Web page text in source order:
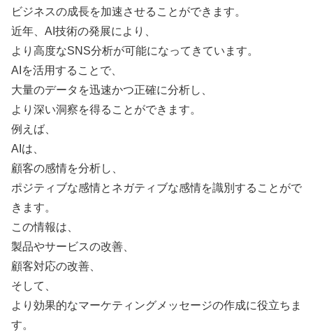
ビジネスの成長を加速させることができます。
近年、AI技術の発展により、
より高度なSNS分析が可能になってきています。
AIを活用することで、
大量のデータを迅速かつ正確に分析し、
より深い洞察を得ることができます。
例えば、
AIは、
顧客の感情を分析し、
ポジティブな感情とネガティブな感情を識別することがで
きます。
この情報は、
製品やサービスの改善、
顧客対応の改善、
そして、
より効果的なマーケティングメッセージの作成に役立ちま
す。